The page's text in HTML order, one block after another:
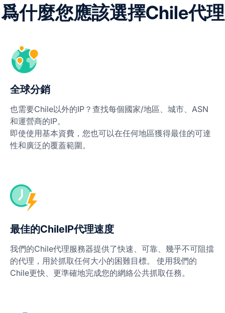
爲什麼您應該選擇Chile代理
全球分銷
也需要Chile以外的IP？查找每個國家/地區、城市、ASN
和運營商的IP。
即使使用基本資費，您也可以在任何地區獲得最佳的可達
性和廣泛的覆蓋範圍。
最佳的ChileIP代理速度
我們的Chile代理服務器提供了快速、可靠、幾乎不可阻擋
的代理，用於抓取任何大小的困難目標。 使用我們的
Chile更快、更準確地完成您的網絡公共抓取任務。